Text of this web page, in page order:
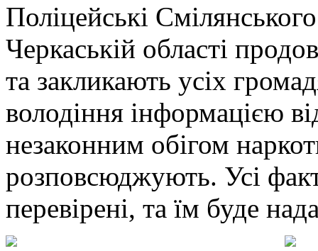
Поліцейські
Черкаській області
та закликають усіх
володіння інформацією
незаконним обігом
розповсюджують. Усі
перевірені, та їм буде